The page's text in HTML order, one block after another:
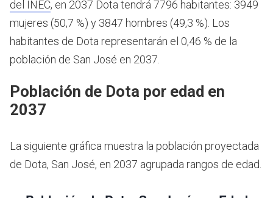
del INEC, en 2037 Dota tendrá 7796 habitantes: 3949
mujeres (50,7 %) y 3847 hombres (49,3 %). Los
habitantes de Dota representarán el 0,46 % de la
población de San José en 2037.
Población de Dota por edad en
2037
La siguiente gráfica muestra la población proyectada
de Dota, San José, en 2037 agrupada rangos de edad.